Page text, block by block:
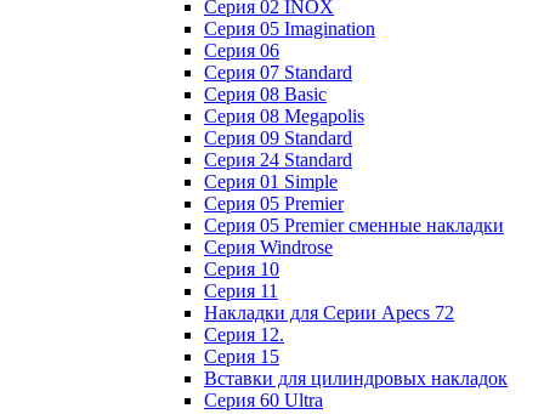
Cерия 02 INOX
Cерия 05 Imagination
Cерия 06
Cерия 07 Standard
Cерия 08 Basic
Cерия 08 Megapolis
Cерия 09 Standard
Cерия 24 Standard
Серия 01 Simple
Серия 05 Premier
Серия 05 Premier сменные накладки
Cерия Windrose
Серия 10
Серия 11
Накладки для Серии Apecs 72
Серия 12.
Серия 15
Вставки для цилиндровых накладок
Серия 60 Ultra